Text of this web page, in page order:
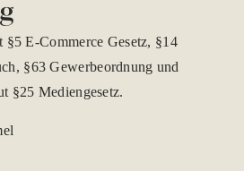
E-Commerce Gesetz, §14
§63 Gewerbeordnung und
§25 Mediengesetz.